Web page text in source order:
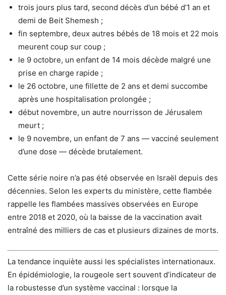
trois jours plus tard, second décès d’un bébé d’1 an et
demi de Beit Shemesh ;
fin septembre, deux autres bébés de 18 mois et 22 mois
meurent coup sur coup ;
le 9 octobre, un enfant de 14 mois décède malgré une
prise en charge rapide ;
le 26 octobre, une fillette de 2 ans et demi succombe
après une hospitalisation prolongée ;
début novembre, un autre nourrisson de Jérusalem
meurt ;
le 9 novembre, un enfant de 7 ans — vacciné seulement
d’une dose — décède brutalement.
Cette série noire n’a pas été observée en Israël depuis des
décennies. Selon les experts du ministère, cette flambée
rappelle les flambées massives observées en Europe
entre 2018 et 2020, où la baisse de la vaccination avait
entraîné des milliers de cas et plusieurs dizaines de morts.
La tendance inquiète aussi les spécialistes internationaux.
En épidémiologie, la rougeole sert souvent d’indicateur de
la robustesse d’un système vaccinal : lorsque la